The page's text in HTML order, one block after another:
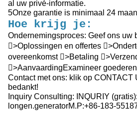
al uw privé-informatie.
5Onze garantie is minimaal 24
Hoe krijg je:
Ondernemingsproces: Geef ons uw
>Oplossingen en offertes
overeenkomst >Betaling
>AanvaardingExamineer
Contact met ons: klik op CONTACT
bedankt!
Inquiry Consulting: INQURIY (gratis):
longen.generatorM.P:+86-183-